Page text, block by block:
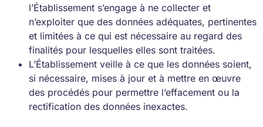
l’Établissement s’engage à ne collecter et
n’exploiter que des données adéquates, pertinentes
et limitées à ce qui est nécessaire au regard des
finalités pour lesquelles elles sont traitées.
L’Établissement veille à ce que les données soient,
si nécessaire, mises à jour et à mettre en œuvre
des procédés pour permettre l’effacement ou la
rectification des données inexactes.